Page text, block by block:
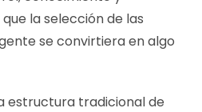
la selección de las
se convirtiera en algo
estructura tradicional de